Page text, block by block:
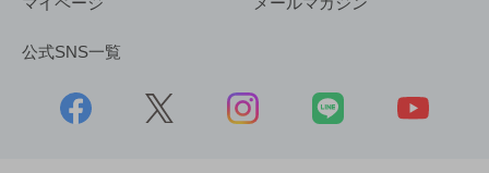
公式SNS一覧